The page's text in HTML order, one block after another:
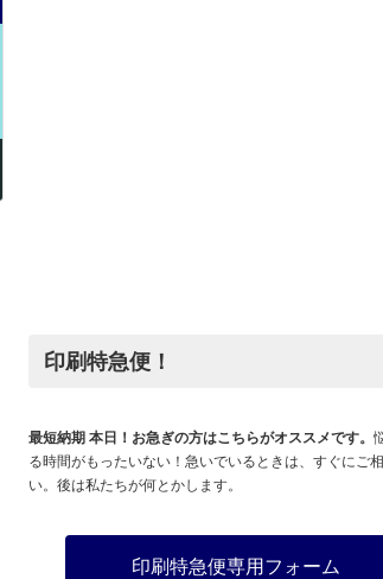
印刷特急便！
最短納期 本日！お急ぎの方はこちらがオススメです。
る時間がもったいない！急いでいるときは、すぐにご
い。後は私たちが何とかします。
印刷特急便専用フォーム